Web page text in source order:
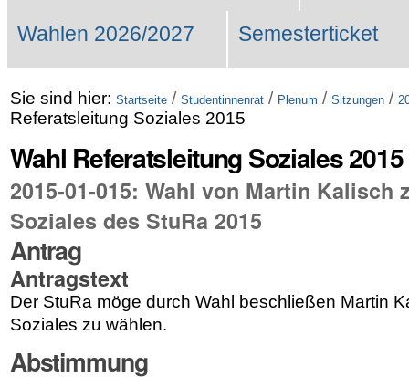
Wahlen 2026/2027 Semesterticket
Sie sind hier: Startseite / Studentinnenrat / Plenum / Sitzungen /
Referatsleitung Soziales 2015
Wahl Referatsleitung Soziales 2015
2015-01-015: Wahl von Martin Kalisch
Soziales des StuRa 2015
Antrag
Antragstext
Der StuRa möge durch Wahl beschließen Martin
Soziales zu wählen.
Abstimmung